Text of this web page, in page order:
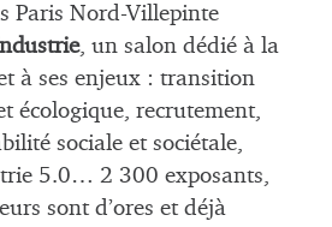
Paris Nord-Villepinte
, un salon dédié à la
à ses enjeux : transition
écologique, recrutement,
sociale et sociétale,
5.0… 2 300 exposants,
sont d’ores et déjà